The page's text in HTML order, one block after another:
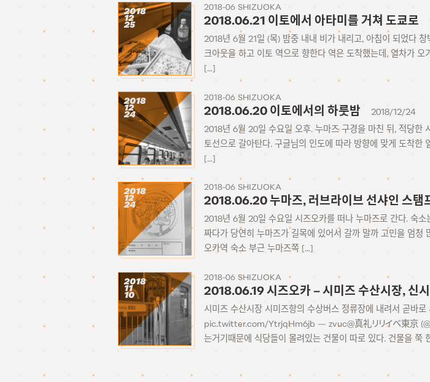
2018
12
25
2018-06 SHIZUOKA
2018.06.21 이토에서 아타미를 거쳐 도쿄로
2018년 6월 21일 (목) 밤중 내내 비가 내리고, 아침이 되었다
크아웃을 하고 이토 역으로 향한다 역은 도착했는데, 열차가
[…]
2018
12
24
2018-06 SHIZUOKA
2018.06.20 이토에서의 하룻밤
2018/12/24
2018년 6월 20일 수요일 오후. 누마즈 구경을 마친 뒤, 적당한
토선으로 갈아탄다. 구글님의 인도에 따라 방향에 맞게 도착한
[…]
2018
12
24
2018-06 SHIZUOKA
2018.06.20 누마즈, 러브라이브 선샤인 스탬
2018년 6월 20일 수요일 시즈오카를 떠나 누마즈로 간다. 숙
짜다가 당연히 누마즈가 길목에 있어서 갈까 말까 고민을 엄
오카역 숙소 부근 누마즈쪽 […]
2018
11
10
2018-06 SHIZUOKA
2018.06.19 시즈오카 – 시미즈 수산시장, 신
시미즈 수산시장 시미즈항의 수상버스 정류장에 내려서 곧바
pic.twitter.com/YtrjqHm6jb — zvuc@真礼リリイベ東京
는거기때문에 식당들이 몰려있는 건물이 따로 있다. 건물을